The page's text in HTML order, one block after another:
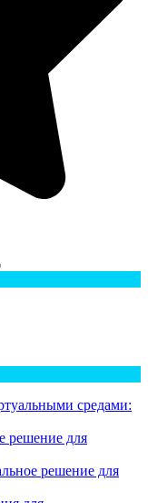
средами:
решение для
решение для